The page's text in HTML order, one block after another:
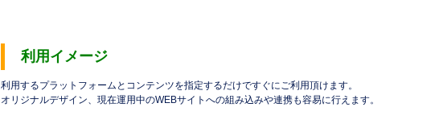
利用イメージ
利用するプラットフォームとコンテンツを指定するだけですぐにご利用頂けます。
オリジナルデザイン、現在運用中のWEBサイトへの組み込みや連携も容易に行えます。